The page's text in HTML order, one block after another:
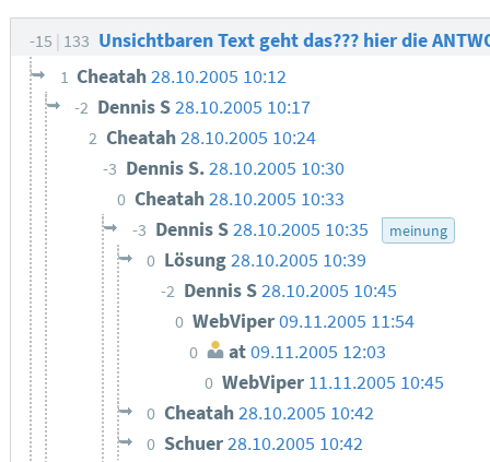
-15 133 Unsichtbaren Text geht das??? hier die
1 Cheatah28.10.2005 10:12
-2 Dennis S28.10.2005 10:17
2 Cheatah28.10.2005 10:24
-3 Dennis S.28.10.2005 10:30
0 Cheatah28.10.2005 10:33
-3 Dennis S28.10.2005 10:35 meinung
0 Lösung28.10.2005 10:39
-2 Dennis S28.10.2005 10:45
0 WebViper09.11.2005 11:54
0 at09.11.2005 12:03
0 WebViper 11.11.2005 10:45
0 Cheatah28.10.2005 10:42
0 Schuer28.10.2005 10:42